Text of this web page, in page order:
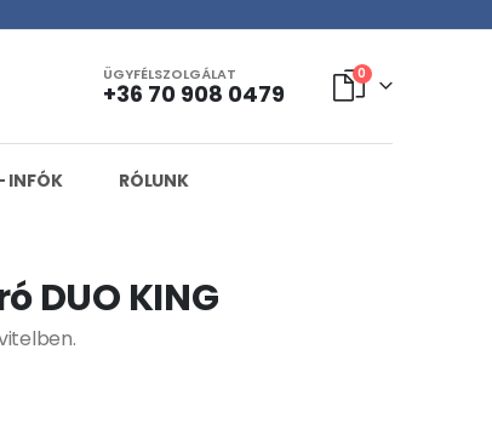
ÜGYFÉLSZOLGÁLAT
+36 70 908 0479
0
INFÓK RÓLUNK
DUO KING